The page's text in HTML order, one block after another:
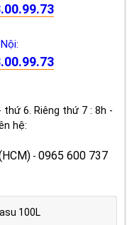
6. Riêng thứ 7 : 8h -
hệ:
- 0965 600 737
100L